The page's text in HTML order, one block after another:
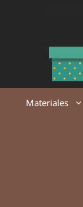
Materiales